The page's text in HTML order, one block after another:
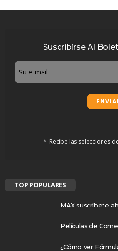
Suscribirse Al
Email
Recibe las selecciones
TOP POPULARES
MAX suscríbete
Películas de
¿Cómo ver